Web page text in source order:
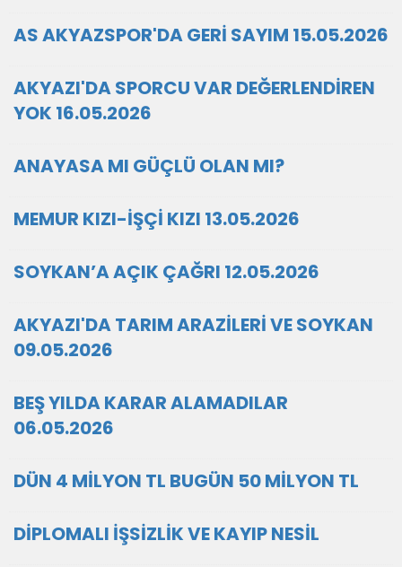
AS AKYAZSPOR'DA GERİ SAYIM 15.05.2026
AKYAZI'DA SPORCU VAR DEĞERLENDİREN
YOK 16.05.2026
ANAYASA MI GÜÇLÜ OLAN MI?
MEMUR KIZI-İŞÇİ KIZI 13.05.2026
SOYKAN’A AÇIK ÇAĞRI 12.05.2026
AKYAZI'DA TARIM ARAZİLERİ VE SOYKAN
09.05.2026
BEŞ YILDA KARAR ALAMADILAR
06.05.2026
DÜN 4 MİLYON TL BUGÜN 50 MİLYON TL
DİPLOMALI İŞSİZLİK VE KAYIP NESİL